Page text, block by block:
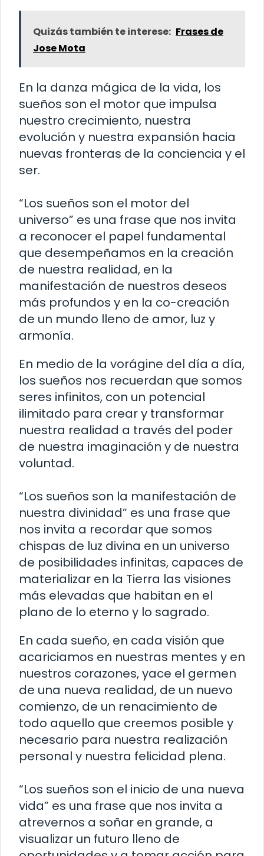
Quizás también te interese: Frases de
Jose Mota
En la danza mágica de la vida, los
sueños son el motor que impulsa
nuestro crecimiento, nuestra
evolución y nuestra expansión hacia
nuevas fronteras de la conciencia y el
ser.
“Los sueños son el motor del
universo” es una frase que nos invita
a reconocer el papel fundamental
que desempeñamos en la creación
de nuestra realidad, en la
manifestación de nuestros deseos
más profundos y en la co-creación
de un mundo lleno de amor, luz y
armonía.
En medio de la vorágine del día a día,
los sueños nos recuerdan que somos
seres infinitos, con un potencial
ilimitado para crear y transformar
nuestra realidad a través del poder
de nuestra imaginación y de nuestra
voluntad.
“Los sueños son la manifestación de
nuestra divinidad” es una frase que
nos invita a recordar que somos
chispas de luz divina en un universo
de posibilidades infinitas, capaces de
materializar en la Tierra las visiones
más elevadas que habitan en el
plano de lo eterno y lo sagrado.
En cada sueño, en cada visión que
acariciamos en nuestras mentes y en
nuestros corazones, yace el germen
de una nueva realidad, de un nuevo
comienzo, de un renacimiento de
todo aquello que creemos posible y
necesario para nuestra realización
personal y nuestra felicidad plena.
“Los sueños son el inicio de una nueva
vida” es una frase que nos invita a
atrevernos a soñar en grande, a
visualizar un futuro lleno de